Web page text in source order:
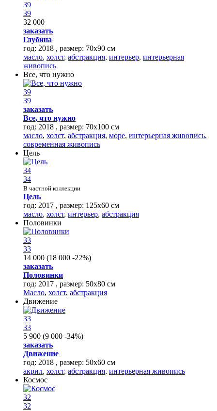
39
39
32 000
заказать
Глубина
год: 2018 , размер: 70х90 см
масло, холст, абстракция, интерьер, интерьерная
живопись
Все, что нужно
39
39
заказать
Все, что нужно
год: 2018 , размер: 70x100 см
масло, холст, абстракция, море, интерьерная живопись,
современная живопись
Цель
34
34
В частной коллекции
Цель
год: 2017 , размер: 125х60 см
масло, холст, интерьер, абстракция
Половинки
33
33
14 000 (18 000 -22%)
заказать
Половинки
год: 2017 , размер: 50х80 см
Масло, холст, абстракция
Движение
33
33
5 900 (9 000 -34%)
заказать
Движение
год: 2018 , размер: 50х60 см
акрил, холст, абстракция, интерьерная живопись
Космос
32
32